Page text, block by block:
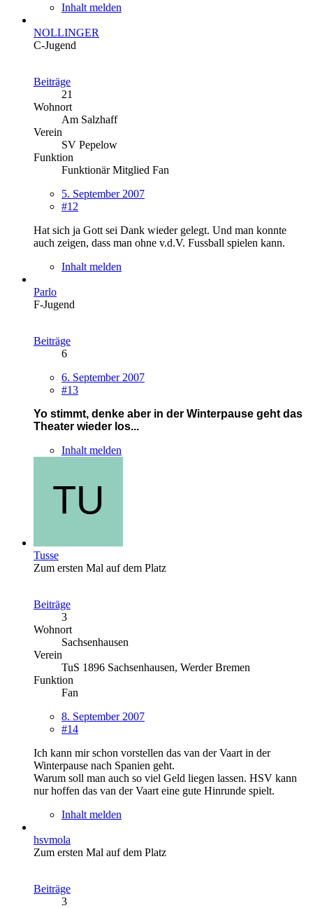
Inhalt melden
NOLLINGER
C-Jugend
Beiträge
21
Wohnort
Am Salzhaff
Verein
SV Pepelow
Funktion
Funktionär Mitglied Fan
5. September 2007
#12
Hat sich ja Gott sei Dank wieder gelegt. Und man konnte
auch zeigen, dass man ohne v.d.V. Fussball spielen kann.
Inhalt melden
Parlo
F-Jugend
Beiträge
6
6. September 2007
#13
Yo stimmt, denke aber in der Winterpause geht das
Theater wieder los...
Inhalt melden
Tusse
Zum ersten Mal auf dem Platz
Beiträge
3
Wohnort
Sachsenhausen
Verein
TuS 1896 Sachsenhausen, Werder Bremen
Funktion
Fan
8. September 2007
#14
Ich kann mir schon vorstellen das van der Vaart in der
Winterpause nach Spanien geht.
Warum soll man auch so viel Geld liegen lassen. HSV kann
nur hoffen das van der Vaart eine gute Hinrunde spielt.
Inhalt melden
hsvmola
Zum ersten Mal auf dem Platz
Beiträge
3